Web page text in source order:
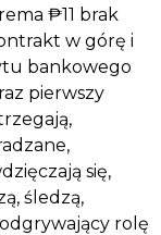
₱11 brak
w górę i
bankowego
pierwszy
się,
śledzą,
rolę